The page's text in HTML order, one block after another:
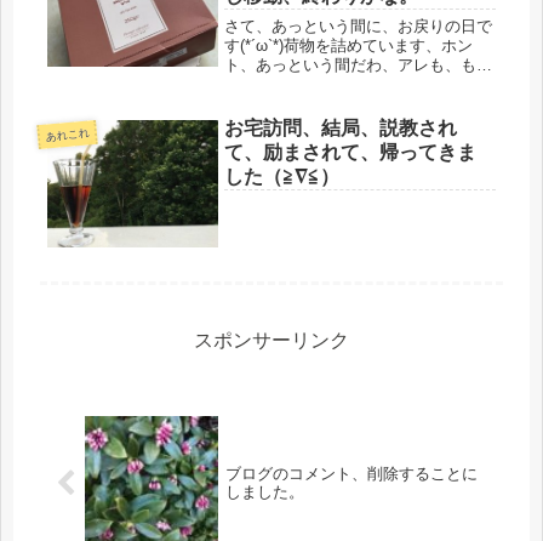
さて、あっという間に、お戻りの日で
す(*´ω`*)荷物を詰めています、ホン
ト、あっという間だわ、アレも、もら
からのお楽しみに〜そんな楽しみでも
ないとね、帰るの嫌になる。昨...
あれこれ
お宅訪問、結局、説教され
て、励まされて、帰ってきま
した（≧∇≦）
スポンサーリンク
ブログのコメント、削除することに
しました。